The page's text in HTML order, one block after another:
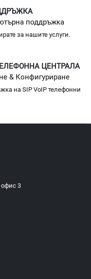
поддръжка
за нашите услуги.
ЦЕНТРАЛА
& Конфигуриране
на SIP VoIP телефонни
офис 3